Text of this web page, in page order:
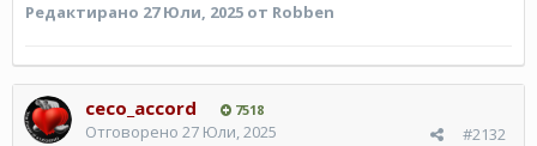
Редактирано 27 Юли, 2025 от Robben
ceco_accord 7518
#2132
Отговорено 27 Юли, 2025